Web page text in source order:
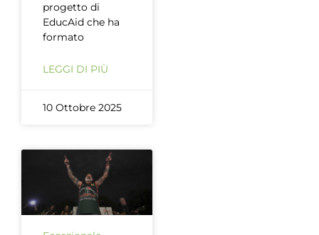
progetto di
EducAid che ha
formato
LEGGI DI PIÙ
10 Ottobre 2025